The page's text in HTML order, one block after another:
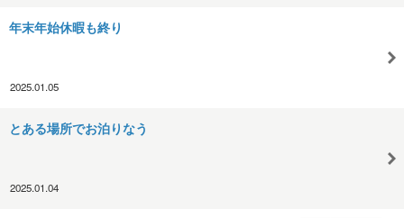
年末年始休暇も終り
2025.01.05
とある場所でお泊りなう
2025.01.04